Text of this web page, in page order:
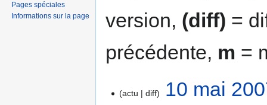
version, (diff) =
précédente, m =
actu diff
10 mai
Pages spéciales
Informations sur la page